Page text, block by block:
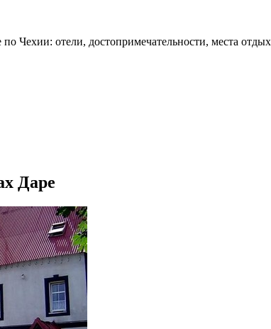
Чехии: отели, достопримечательности, места
Даре